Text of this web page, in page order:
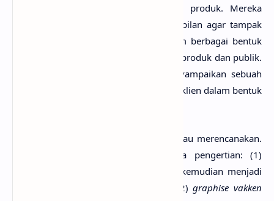
di dalamnya brosur dan iklan suatu produk. Mereka
bertanggung jawab untuk sebuah tampilan agar tampak
menarik, yang bisa diaplikasikan dalam berbagai bentuk
materi promosi yang berkaitan dengan produk dan publik.
Perancang grafis bertugas untuk menyampaikan sebuah
informasi yang diinginkan oleh produk/klien dalam bentuk
memiliki arti merancang atau merencanakan.
sendiri mengandung dua pengertian: (1)
(Latin = garis, marka) yang kemudian menjadi
graphic arts atau komunikasi grafis, (2)graphise vakken